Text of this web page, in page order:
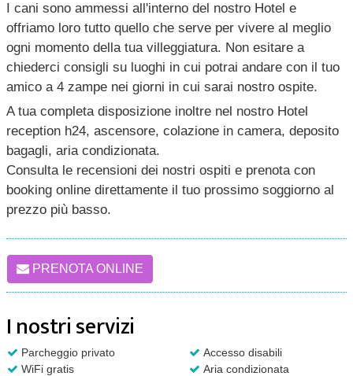
I cani sono ammessi all'interno del nostro Hotel e
offriamo loro tutto quello che serve per vivere al meglio
ogni momento della tua villeggiatura. Non esitare a
chiederci consigli su luoghi in cui potrai andare con il tuo
amico a 4 zampe nei giorni in cui sarai nostro ospite.
A tua completa disposizione inoltre nel nostro Hotel
reception h24, ascensore, colazione in camera, deposito
bagagli, aria condizionata.
Consulta le recensioni dei nostri ospiti e prenota con
booking online direttamente il tuo prossimo soggiorno al
prezzo più basso.
PRENOTA ONLINE
I nostri servizi
Parcheggio privato
Accesso disabili
WiFi gratis
Aria condizionata